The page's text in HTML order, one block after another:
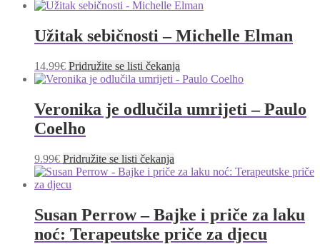
Užitak sebičnosti – Michelle Elman
14.99€ Pridružite se listi čekanja
Veronika je odlučila umrijeti – Paulo
Coelho
9.99€ Pridružite se listi čekanja
Susan Perrow – Bajke i priče za laku
noć: Terapeutske priče za djecu